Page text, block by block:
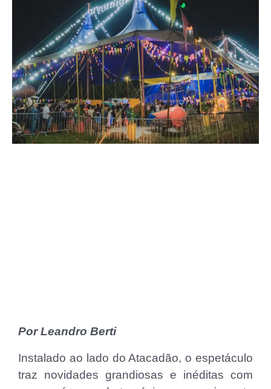
Por Leandro Berti
Instalado ao lado do Atacadão, o espetáculo
traz novidades grandiosas e inéditas com